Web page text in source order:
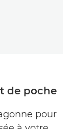
de poche
pour